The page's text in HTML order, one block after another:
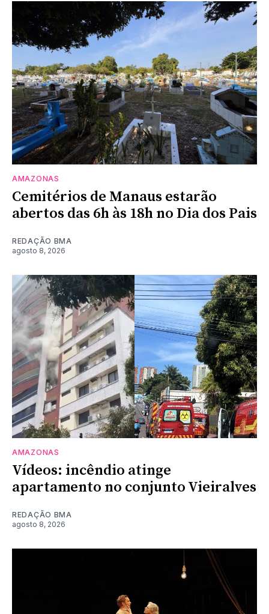
AMAZONAS
Cemitérios de Manaus estarão
abertos das 6h às 18h no Dia dos Pais
REDAÇÃO BMA
agosto 8, 2026
AMAZONAS
Vídeos: incêndio atinge
apartamento no conjunto Vieiralves
REDAÇÃO BMA
agosto 8, 2026